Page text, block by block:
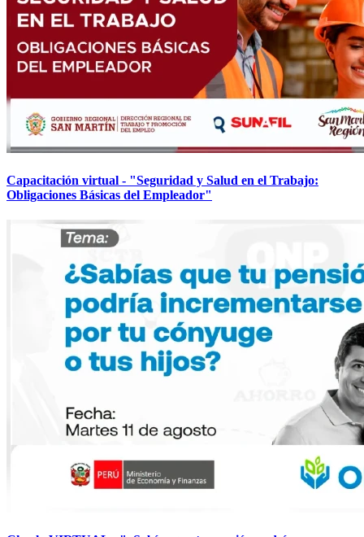
Capacitación virtual - "Seguridad y Salud en el Trabajo:
Obligaciones Básicas del Empleador"